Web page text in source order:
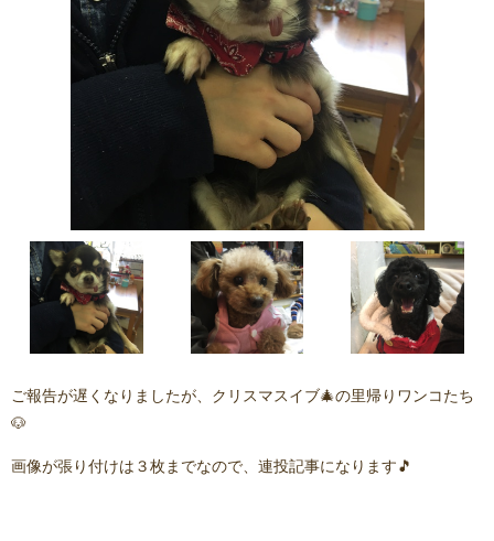
ご報告が遅くなりましたが、クリスマスイブ🎄の里帰りワンコたち
🐶
画像が張り付けは３枚までなので、連投記事になります🎵